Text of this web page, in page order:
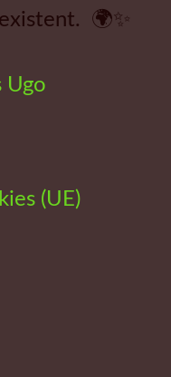
🌍✨
Ugo
(UE)